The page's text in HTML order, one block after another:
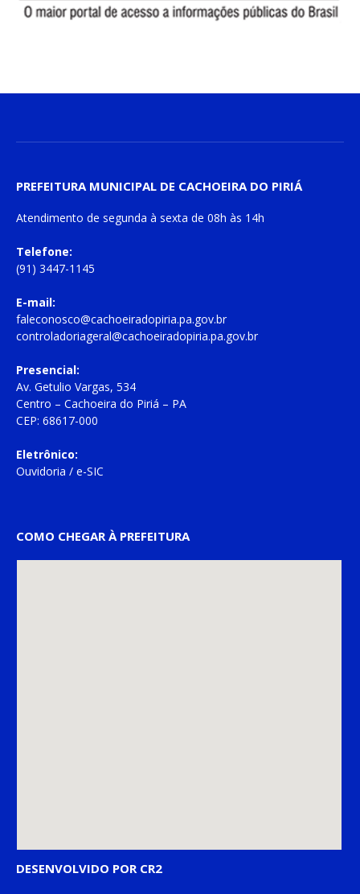
PREFEITURA MUNICIPAL DE CACHOEIRA DO PIRIÁ
Atendimento de segunda à sexta de 08h às 14h
Telefone:
(91) 3447-1145
E-mail:
faleconosco@cachoeiradopiria.pa.gov.br
controladoriageral@cachoeiradopiria.pa.gov.br
Presencial:
Av. Getulio Vargas, 534
Centro – Cachoeira do Piriá – PA
CEP: 68617-000
Eletrônico:
Ouvidoria / e-SIC
COMO CHEGAR À PREFEITURA
DESENVOLVIDO POR CR2